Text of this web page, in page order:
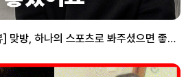
[2022연말대상 1위 인터뷰] 맞방, 하나의 스포츠로 봐주셨으면 좋겠어요. 버라이어티(남) 부문 1위 bj바바형